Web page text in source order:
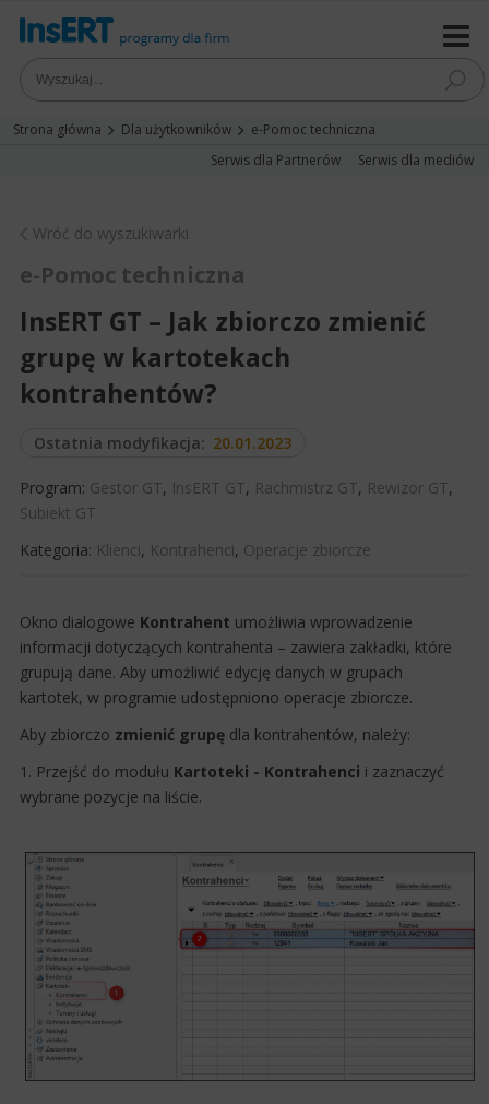
Strona główna Dla użytkowników
e-Pomoc techniczna
Serwis dla Partnerów
Serwis dla mediów
Wróć do wyszukiwarki
e-Pomoc techniczna
InsERT GT – Jak zbiorczo zmienić
grupę w kartotekach
kontrahentów?
Ostatnia modyfikacja: 20.01.2023
Program: Gestor GT, InsERT GT, Rachmistrz GT, Rewizor GT,
Subiekt GT
Kategoria: Klienci, Kontrahenci, Operacje zbiorcze
Okno dialogowe Kontrahent umożliwia wprowadzenie
informacji dotyczących kontrahenta – zawiera zakładki, które
grupują dane. Aby umożliwić edycję danych w grupach
kartotek, w programie udostępniono operacje zbiorcze.
Aby zbiorczo zmienić grupę dla kontrahentów, należy:
1. Przejść do modułu Kartoteki - Kontrahenci i zaznaczyć
wybrane pozycje na liście.